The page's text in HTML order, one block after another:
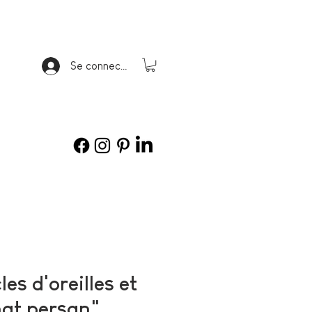
Se connecter
d'oreilles et